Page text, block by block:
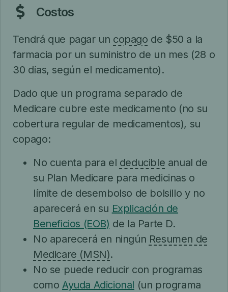
Costos
Tendrá que pagar un copago de $50 a la
farmacia por un suministro de un mes (28 o
30 días, según el medicamento).
Dado que un programa separado de
Medicare cubre este medicamento (no su
cobertura regular de medicamentos), su
copago:
No cuenta para el deducible anual de
su Plan Medicare para medicinas o
límite de desembolso de bolsillo y no
aparecerá en su Explicación de
Beneficios (EOB) de la Parte D.
No aparecerá en ningún Resumen de
Medicare (MSN).
No se puede reducir con programas
como Ayuda Adicional (un programa